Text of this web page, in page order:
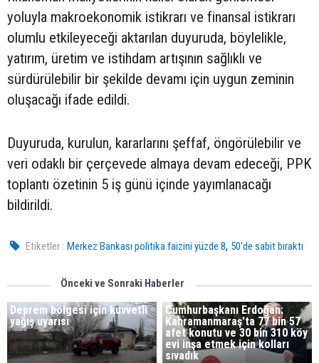
yoluyla makroekonomik istikrarı ve finansal istikrarı
olumlu etkileyeceği aktarılan duyuruda, böylelikle,
yatırım, üretim ve istihdam artışının sağlıklı ve
sürdürülebilir bir şekilde devamı için uygun zeminin
oluşacağı ifade edildi.
Duyuruda, kurulun, kararlarını şeffaf, öngörülebilir ve
veri odaklı bir çerçevede almaya devam edeceği, PPK
toplantı özetinin 5 iş günü içinde yayımlanacağı
bildirildi.
Etiketler : Merkez Bankası politika faizini yüzde 8, 50'de sabit bıraktı
Önceki ve Sonraki Haberler
Deprem bölgesi için kuvvetli
yağış uyarısı
Cumhurbaşkanı Erdoğan:
Kahramanmaraş'ta 77 bin 57
afet konutu ve 30 bin 310 köy
evi inşa etmek için kolları
sıvadık